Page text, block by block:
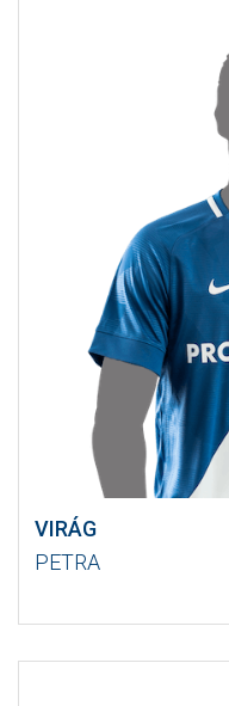
VIRÁG
PETRA